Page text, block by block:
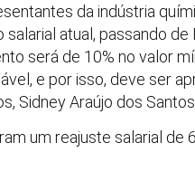
da indústria
atual, passando
será de 10% no valor
e por isso, deve ser
Sidney Araújo dos Santos.
um reajuste salarial de